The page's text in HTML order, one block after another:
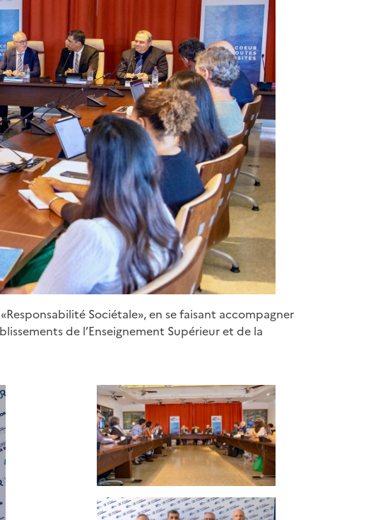
Sociétale», en se faisant accompagner
de l’Enseignement Supérieur et de la